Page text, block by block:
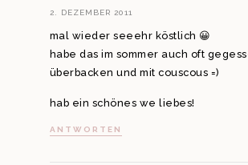
2. DEZEMBER 2011
mal wieder seeehr köstlich 😀
habe das im sommer auch oft
überbacken und mit couscous =)
hab ein schönes we liebes!
ANTWORTEN